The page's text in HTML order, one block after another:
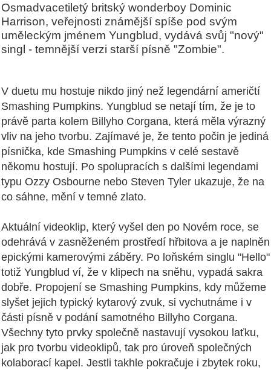
Osmadvacetiletý britský wonderboy Dominic
Harrison, veřejnosti známější spíše pod svým
uměleckým jménem Yungblud, vydává svůj "nový"
singl - temnější verzi starší písně "Zombie".
V duetu mu hostuje nikdo jiný než legendární američtí
Smashing Pumpkins. Yungblud se netají tím, že je to
právě parta kolem Billyho Corgana, která měla výrazný
vliv na jeho tvorbu. Zajímavé je, že tento počin je jediná
písnička, kde Smashing Pumpkins v celé sestavě
někomu hostují. Po spolupracích s dalšími legendami
typu Ozzy Osbourne nebo Steven Tyler ukazuje, že na
co sáhne, mění v temné zlato.
Aktuální videoklip, který vyšel den po Novém roce, se
odehrává v zasněženém prostředí hřbitova a je naplněn
epickými kamerovými záběry. Po loňském singlu "Hello"
totiž Yungblud ví, že v klipech na sněhu, vypadá sakra
dobře. Propojení se Smashing Pumpkins, kdy můžeme
slyšet jejich typický kytarový zvuk, si vychutnáme i v
části písně v podání samotného Billyho Corgana.
Všechny tyto prvky společně nastavují vysokou laťku,
jak pro tvorbu videoklipů, tak pro úroveň společných
kolaborací kapel. Jestli takhle pokračuje i zbytek roku,